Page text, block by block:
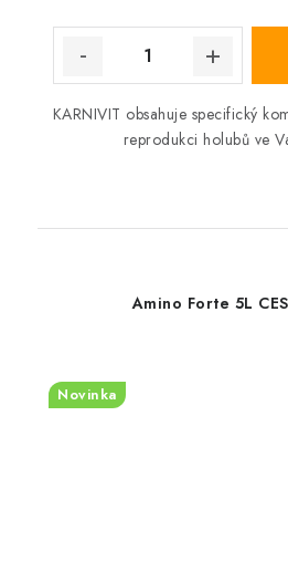
KARNIVIT obsahuje specifický
reprodukci holubů ve
Amino Forte 5L
Novinka